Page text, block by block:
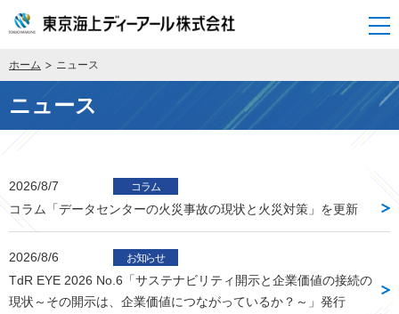
開く
ホーム ニュース
ニュース
2026/8/7 コラム
コラム「データセンターの火災事故の現状と火災対策」を更新
2026/8/6 お知らせ
TdR EYE 2026 No.6「サステナビリティ開示と企業価値の接続の
現状～その開示は、企業価値につながっているか？～」発行